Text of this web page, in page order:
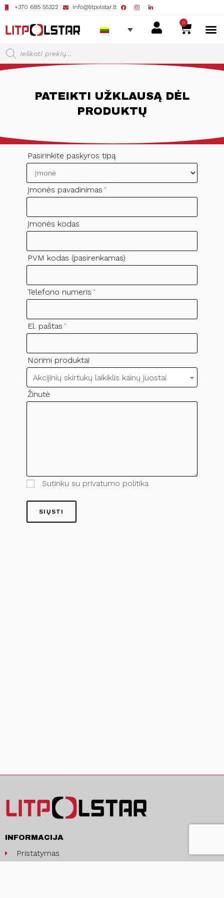
+370 685 55322 info@litpolstar.lt
0
PATEIKTI UŽKLAUSĄ DĖL
PRODUKTŲ
Pasirinkite paskyros tipą
Įmonės pavadinimas *
Įmonės kodas
PVM kodas (pasirenkamas)
Telefono numeris *
El. paštas *
Norimi produktai
Akcijinių skirtukų laikiklis kainų juostai
Žinutė
Sutinku su privatumo politika
INFORMACIJA
Pristatymas